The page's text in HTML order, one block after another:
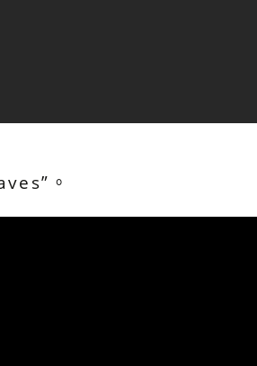
。